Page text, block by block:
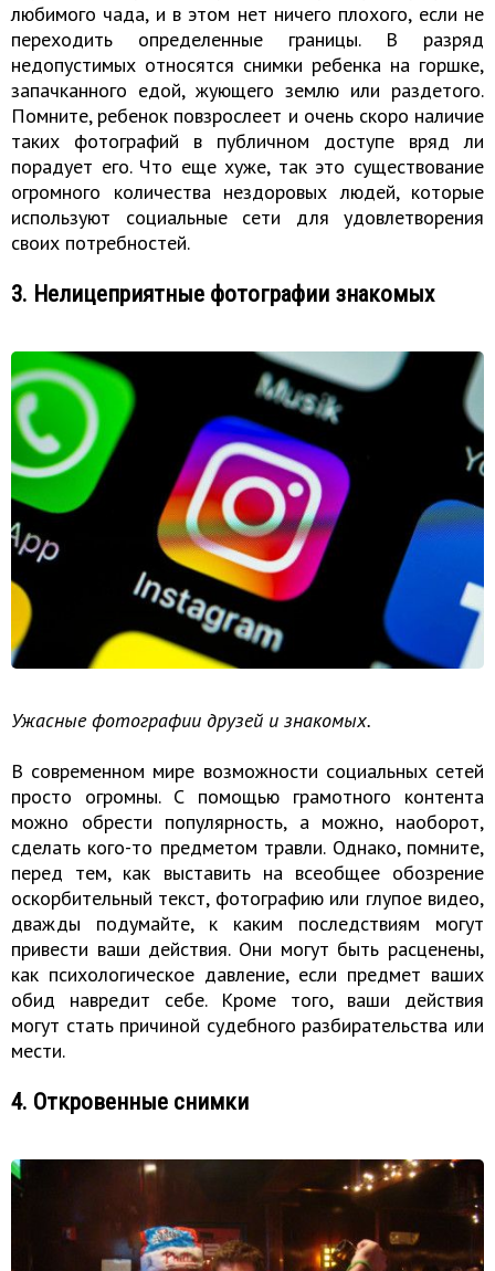
любимого чада, и в этом нет ничего плохого, если не
переходить определенные границы. В разряд
недопустимых относятся снимки ребенка на горшке,
запачканного едой, жующего землю или раздетого.
Помните, ребенок повзрослеет и очень скоро наличие
таких фотографий в публичном доступе вряд ли
порадует его. Что еще хуже, так это существование
огромного количества нездоровых людей, которые
используют социальные сети для удовлетворения
своих потребностей.
3. Нелицеприятные фотографии знакомых
Ужасные фотографии друзей и знакомых.
В современном мире возможности социальных сетей
просто огромны. С помощью грамотного контента
можно обрести популярность, а можно, наоборот,
сделать кого-то предметом травли. Однако, помните,
перед тем, как выставить на всеобщее обозрение
оскорбительный текст, фотографию или глупое видео,
дважды подумайте, к каким последствиям могут
привести ваши действия. Они могут быть расценены,
как психологическое давление, если предмет ваших
обид навредит себе. Кроме того, ваши действия
могут стать причиной судебного разбирательства или
мести.
4. Откровенные снимки